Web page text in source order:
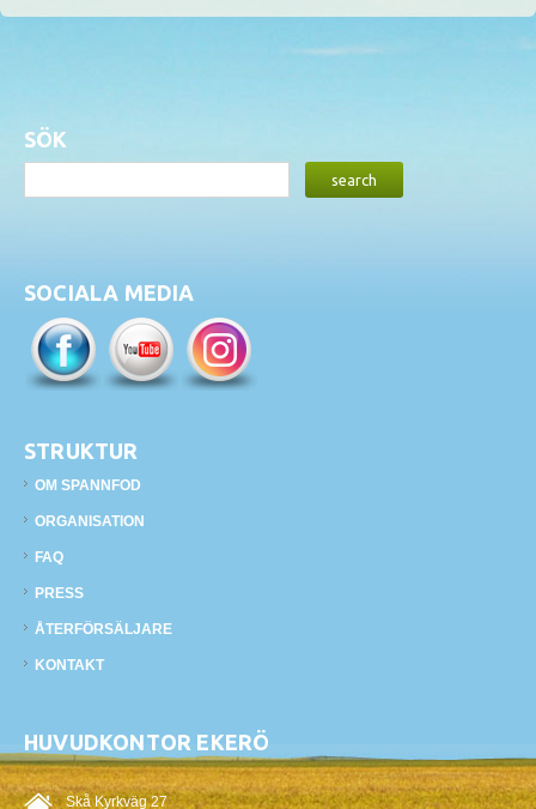
SÖK
SOCIALA MEDIA
STRUKTUR
OM SPANNFOD
ORGANISATION
FAQ
PRESS
ÅTERFÖRSÄLJARE
KONTAKT
HUVUDKONTOR EKERÖ
Skå Kyrkväg 27